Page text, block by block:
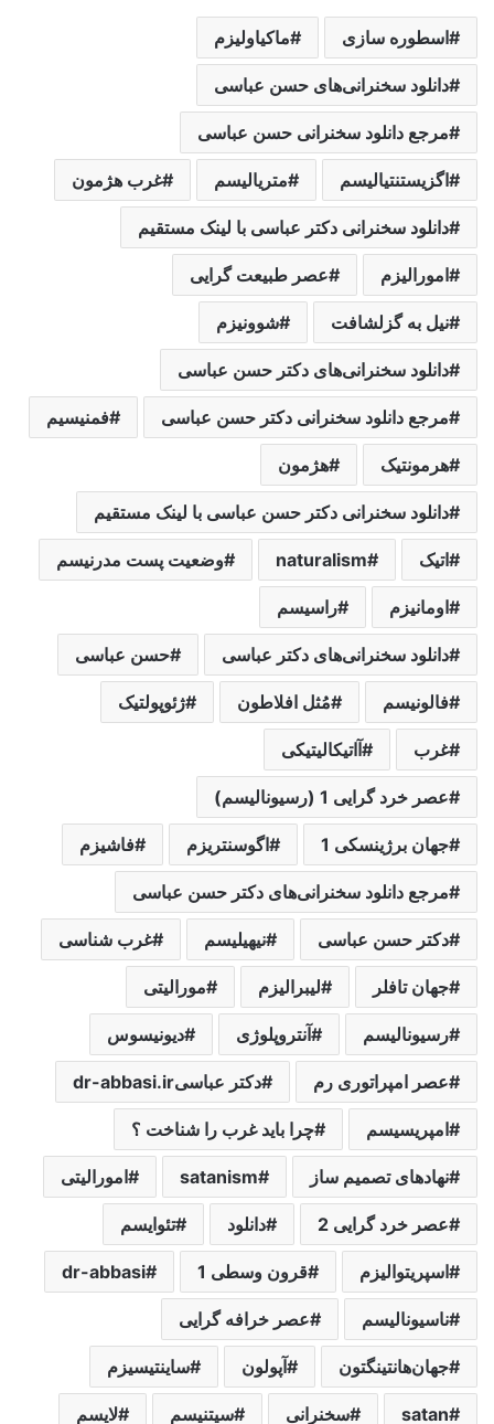
اسطوره سازی ماکیاولیزم
دانلود سخنرانی‌های حسن عباسی
مرجع دانلود سخنرانی حسن عباسی
اگزیستنتیالیسم متریالیسم غرب هژمون
دانلود سخنرانی دکتر عباسی با لینک مستقیم
امورالیزم عصر طبیعت گرایی
نیل به گزلشافت شوونیزم
دانلود سخنرانی‌های دکتر حسن عباسی
مرجع دانلود سخنرانی دکتر حسن عباسی فمنیسیم
هرمونتیک هژمون
دانلود سخنرانی دکتر حسن عباسی با لینک مستقیم
اتیک naturalism وضعیت پست مدرنیسم
اومانیزم راسیسم
دانلود سخنرانی‌های دکتر عباسی حسن عباسی
فالونیسم مُثل افلاطون ژئوپولتیک
غرب آاتیکالیتیکی
عصر خرد گرایی 1 (رسیونالیسم)
جهان برژینسکی 1 اگوسنتریزم فاشیزم
مرجع دانلود سخنرانی‌های دکتر حسن عباسی
دکتر حسن عباسی نیهیلیسم غرب شناسی
جهان تافلر لیبرالیزم مورالیتی
رسیونالیسم آنتروپلوژی دیونیسوس
عصر امپراتوری رم دکتر عباسیdr-abbasi.ir
امپریسیسم چرا باید غرب را شناخت ؟
نهادهای تصمیم ساز satanism امورالیتی
عصر خرد گرایی 2 دانلود تئوایسم
اسپریتوالیزم قرون وسطی 1 dr-abbasi
ناسیونالیسم عصر خرافه گرایی
جهان‌هانتینگتون آپولون ساینتیسیزم
satan سخنرانی سیتنیسم لایسم